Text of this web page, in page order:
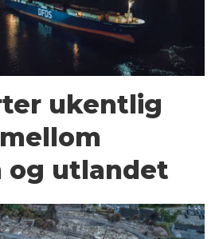
ukentlig
og utlandet